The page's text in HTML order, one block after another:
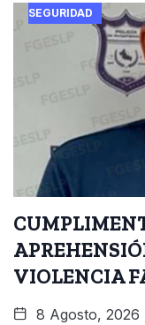
SEGURIDAD
VIOLENCIA
8 Agosto, 2026